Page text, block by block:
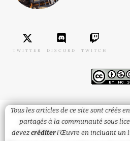
TWITTER DISCORD TWITCH
Tous les articles de ce site sont créés
partagés à la communauté sous
devez créditerl’Œuvre en incluant un